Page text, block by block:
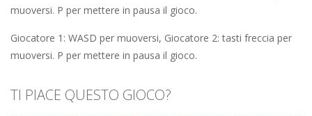
muoversi. P per mettere in pausa il gioco.
Giocatore 1: WASD per muoversi, Giocatore 2: tasti freccia per
muoversi. P per mettere in pausa il gioco.
TI PIACE QUESTO GIOCO?